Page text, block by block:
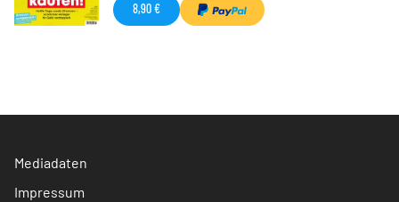
8,90 €
Mediadaten
Impressum